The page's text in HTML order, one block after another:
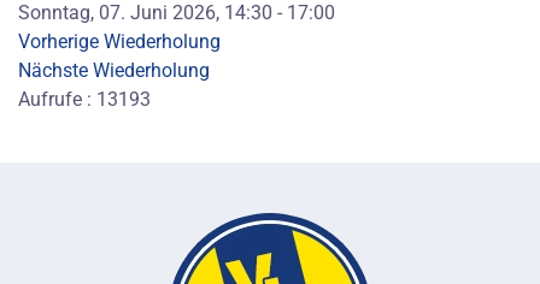
Sonntag, 07. Juni 2026, 14:30 - 17:00
Vorherige Wiederholung
Nächste Wiederholung
Aufrufe : 13193